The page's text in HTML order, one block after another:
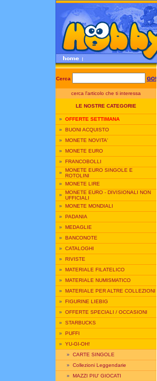
Cerca GO!
cerca l'articolo che ti interessa
LE NOSTRE CATEGORIE
» OFFERTE SETTIMANA
» BUONI ACQUISTO
» MONETE NOVITA'
» MONETE EURO
» FRANCOBOLLI
» MONETE EURO SINGOLE E
ROTOLINI
» MONETE LIRE
» MONETE EURO - DIVISIONALI NON
UFFICIALI
» MONETE MONDIALI
» PADANIA
» MEDAGLIE
» BANCONOTE
» CATALOGHI
» RIVISTE
» MATERIALE FILATELICO
» MATERIALE NUMISMATICO
» MATERIALE PER ALTRE COLLEZIONI
» FIGURINE LIEBIG
» OFFERTE SPECIALI / OCCASIONI
» STARBUCKS
» PUFFI
» YU-GI-OH!
» CARTE SINGOLE
» Collezioni Leggendarie
» MAZZI PIU' GIOCATI